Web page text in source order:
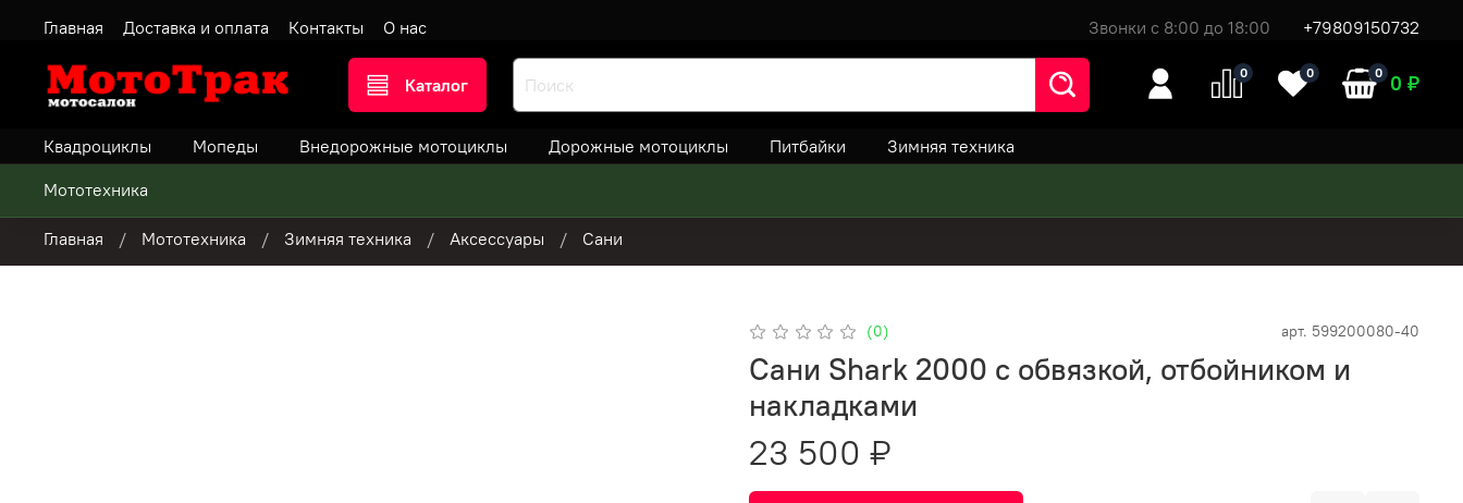
Главная Доставка и оплата Контакты О нас Звонки с 8:00 до 18:00 +79809150732
Каталог
0 0 0 0 ₽
Квадроциклы Мопеды Внедорожные мотоциклы Дорожные мотоциклы Питбайки Зимняя техника
Мототехника
Главная Мототехника Зимняя техника Аксессуары Сани
(0) арт. 599200080-40
Сани Shark 2000 с обвязкой, отбойником и
накладками
23 500 ₽